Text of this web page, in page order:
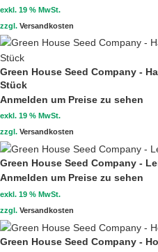
exkl. 19 % MwSt.
zzgl. Versandkosten
Green House Seed Company -
Stück
Anmelden um Preise zu sehen
exkl. 19 % MwSt.
zzgl. Versandkosten
Green House Seed Company -
Anmelden um Preise zu sehen
exkl. 19 % MwSt.
zzgl. Versandkosten
Green House Seed Company -